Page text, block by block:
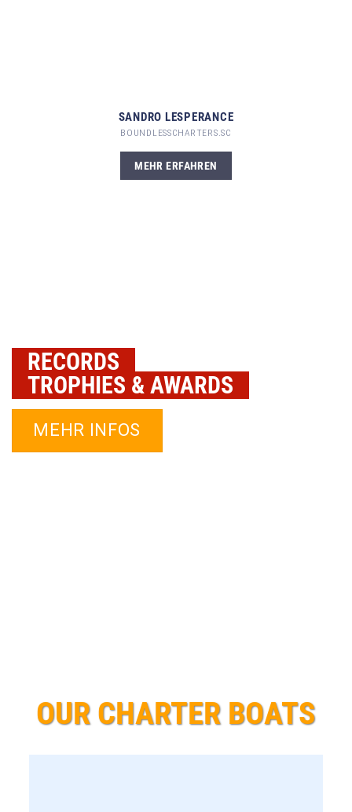
SANDRO LESPERANCE
BOUNDLESSCHARTERS.SC
MEHR ERFAHREN
RECORDS
TROPHIES & AWARDS
MEHR INFOS
OUR CHARTER BOATS